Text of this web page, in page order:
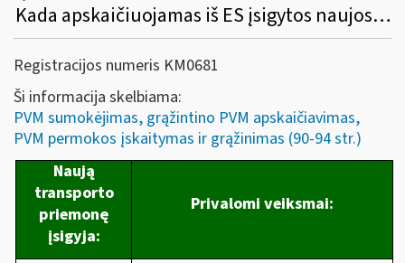
Kada apskaičiuojamas iš ES įsigytos naujos transporto priemonės pardavimo PVM ir iki kada sumokamas į Lietuvos biudžetą?
Registracijos numeris KM0681
Ši informacija skelbiama:
PVM sumokėjimas, grąžintino PVM apskaičiavimas,
PVM permokos įskaitymas ir grąžinimas (90-94 str.)
Naują
transporto
priemonę
įsigyja:
Privalomi veiksmai: